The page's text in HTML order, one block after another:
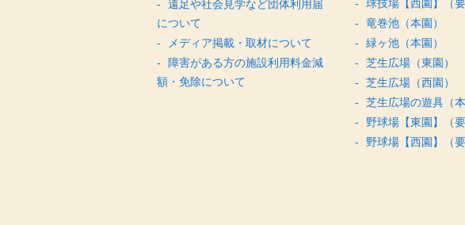
遠足や社会見学など団体利用届
について
メディア掲載・取材について
障害がある方の施設利用料金減
額・免除について
球技場【西園】（要
竜巻池（本園）
緑ヶ池（本園）
芝生広場（東園）
芝生広場（西園）
芝生広場の遊具（本
野球場【東園】（要
野球場【西園】（要